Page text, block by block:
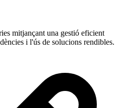
mitjançant una gestió eficient
i l'ús de solucions rendibles.